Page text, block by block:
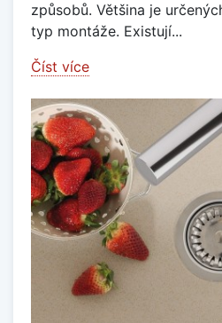
způsobů. Většina je
typ montáže. Existují...
Číst více